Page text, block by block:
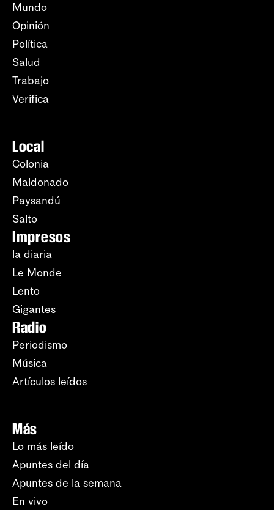
Mundo
Opinión
Política
Salud
Trabajo
Verifica
Local
Colonia
Maldonado
Paysandú
Salto
Impresos
la diaria
Le Monde
Lento
Gigantes
Radio
Periodismo
Música
Artículos leídos
Más
Lo más leído
Apuntes del día
Apuntes de la semana
En vivo